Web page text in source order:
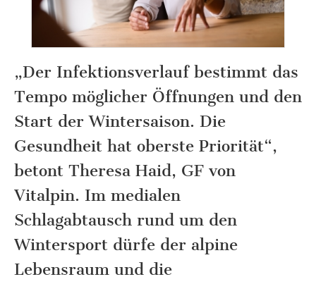
„Der Infektionsverlauf bestimmt das
Tempo möglicher Öffnungen und den
Start der Wintersaison. Die
Gesundheit hat oberste Priorität“,
betont Theresa Haid, GF von
Vitalpin. Im medialen
Schlagabtausch rund um den
Wintersport dürfe der alpine
Lebensraum und die